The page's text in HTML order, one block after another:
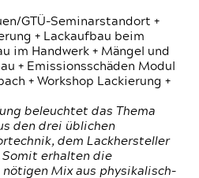
GTÜ-Seminarstandort +
+ Lackaufbau beim
im Handwerk + Mängel und
+ Emissionsschäden Modul
+ Workshop Lackierung +
beleuchtet das Thema
den drei üblichen
dem Lackhersteller
Somit erhalten die
nötigen Mix aus physikalisch-